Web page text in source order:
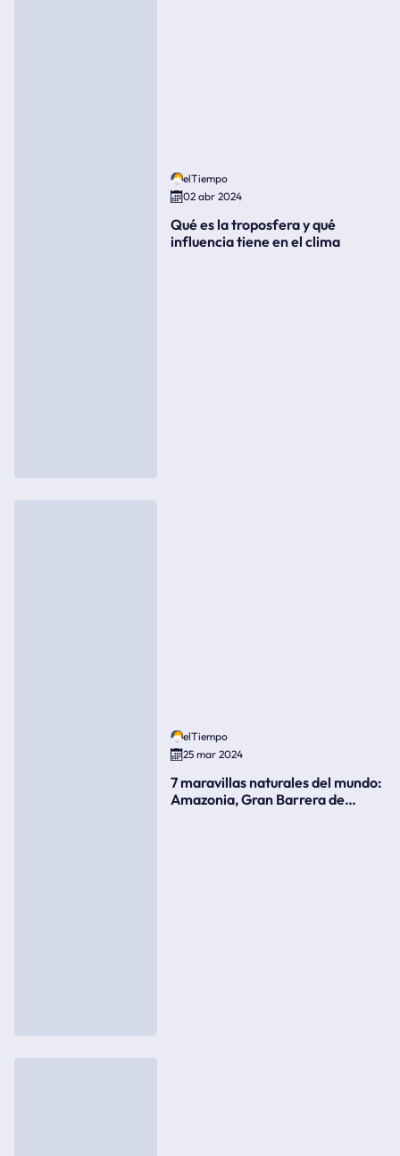
elTiempo
02 abr 2024
Qué es la troposfera y qué
influencia tiene en el clima
elTiempo
25 mar 2024
7 maravillas naturales del mundo:
Amazonia, Gran Barrera de